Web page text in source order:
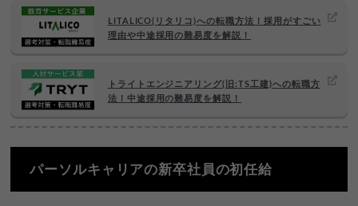
LITALICO(リタリコ)への転職方法！採用がすごい
理由や中途採用の難易度を解説！
トライトエンジニアリング(旧:TS工建)への転職方
法！中途採用の難易度を解説！
パーソルキャリアの新卒社員の初任給